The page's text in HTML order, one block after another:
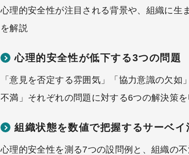
心理的安全性が注目される背景や、組織に生
を解説
心理的安全性が低下する3つの問題
「意見を否定する雰囲気」「協力意識の欠如
不満」それぞれの問題に対する6つの解決策
組織状態を数値で把握するサーベイ
心理的安全性を測る7つの設問例と、組織の